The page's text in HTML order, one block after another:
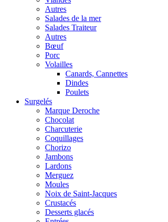
Autres
Salades de la mer
Salades Traiteur
Autres
Bœuf
Porc
Volailles
Canards, Cannettes
Dindes
Poulets
Surgelés
Marque Deroche
Chocolat
Charcuterie
Coquillages
Chorizo
Jambons
Lardons
Merguez
Moules
Noix de Saint-Jacques
Crustacés
Desserts glacés